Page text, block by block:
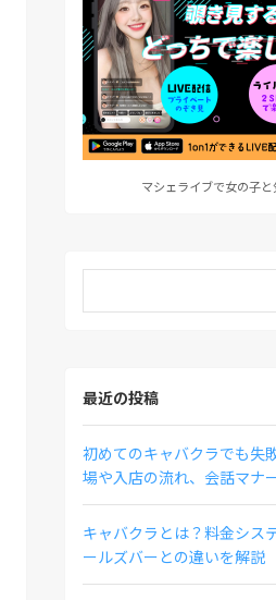
マシェライブで女の子
最近の投稿
初めてのキャバクラでも失
場や入店の流れ、会話マナ
キャバクラとは？料金シス
ールズバーとの違いを解説